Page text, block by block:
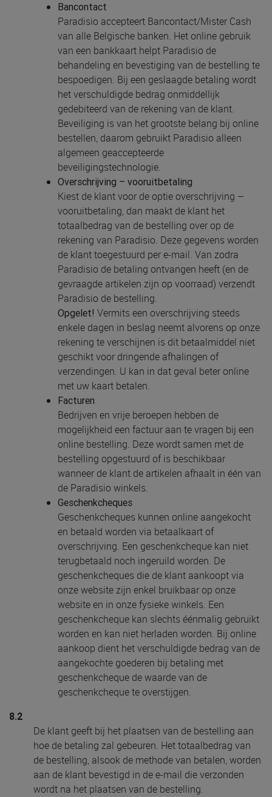
Bancontact
Paradisio accepteert Bancontact/Mister Cash
van alle Belgische banken. Het online gebruik
van een bankkaart helpt Paradisio de
behandeling en bevestiging van de bestelling te
bespoedigen. Bij een geslaagde betaling wordt
het verschuldigde bedrag onmiddellijk
gedebiteerd van de rekening van de klant.
Beveiliging is van het grootste belang bij online
bestellen, daarom gebruikt Paradisio alleen
algemeen geaccepteerde
beveiligingstechnologie.
Overschrijving – vooruitbetaling
Kiest de klant voor de optie overschrijving –
vooruitbetaling, dan maakt de klant het
totaalbedrag van de bestelling over op de
rekening van Paradisio. Deze gegevens worden
de klant toegestuurd per e-mail. Van zodra
Paradisio de betaling ontvangen heeft (en de
gevraagde artikelen zijn op voorraad) verzendt
Paradisio de bestelling.
Opgelet! Vermits een overschrijving steeds
enkele dagen in beslag neemt alvorens op onze
rekening te verschijnen is dit betaalmiddel niet
geschikt voor dringende afhalingen of
verzendingen. U kan in dat geval beter online
met uw kaart betalen.
Facturen
Bedrijven en vrije beroepen hebben de
mogelijkheid een factuur aan te vragen bij een
online bestelling. Deze wordt samen met de
bestelling opgestuurd of is beschikbaar
wanneer de klant de artikelen afhaalt in één van
de Paradisio winkels.
Geschenkcheques
Geschenkcheques kunnen online aangekocht
en betaald worden via betaalkaart of
overschrijving. Een geschenkcheque kan niet
terugbetaald noch ingeruild worden. De
geschenkcheques die de klant aankoopt via
onze website zijn enkel bruikbaar op onze
website en in onze fysieke winkels. Een
geschenkcheque kan slechts éénmalig gebruikt
worden en kan niet herladen worden. Bij online
aankoop dient het verschuldigde bedrag van de
aangekochte goederen bij betaling met
geschenkcheque de waarde van de
geschenkcheque te overstijgen.
8.2
De klant geeft bij het plaatsen van de bestelling aan
hoe de betaling zal gebeuren. Het totaalbedrag van
de bestelling, alsook de methode van betalen, worden
aan de klant bevestigd in de e-mail die verzonden
wordt na het plaatsen van de bestelling.